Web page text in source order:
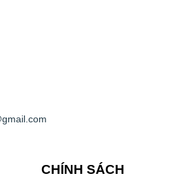
CHÍNH SÁCH